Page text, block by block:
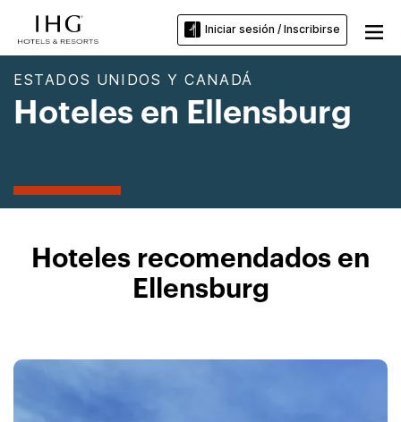
Iniciar sesión / Inscribirse
ESTADOS UNIDOS Y CANADÁ
Hoteles en Ellensburg
Hoteles recomendados en
Ellensburg